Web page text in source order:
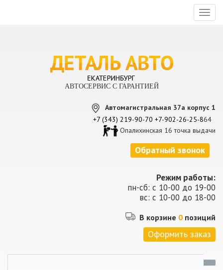
АВТОСЕРВИС С ГАРАНТИЕЙ
Автомагистральная 37а корпус 1
+7 (343) 219-90-70 +7-902-26-25-864
Опалихинская 16 точка выдачи
Обратный звонок
Режим работы:
пн-сб: с 10-00 до 19-00
вс: с 10-00 до 18-00
В корзине 0 позиций
Оформить заказ